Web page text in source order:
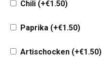
Chili (+€1.50)
Paprika (+€1.50)
Artischocken (+€1.50)